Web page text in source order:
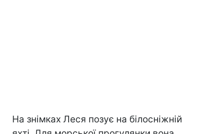
На знімках Леся позує на білосніжній